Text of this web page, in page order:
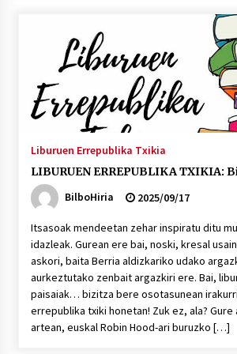
2026/07/23
Bakaikuko barnetegitik
berezia
Kontserbatorioan
2026/07/15
Gaur abitua da Bilbao bbk
Liburuen Errepublika Txikia
LIBURUEN ERREPUBLIKA TXIKIA:
BilboHiria
2025/09/17
Itsasoak mendeetan zehar inspiratu ditu
idazleak. Gurean ere bai, noski, kresal
askori, baita Berria aldizkariko udako
aurkeztutako zenbait argazkiri ere. Bai,
paisaiak… bizitza bere osotasunean
errepublika txiki honetan! Zuk ez, ala?
artean, euskal Robin Hood-ari buruzko […]